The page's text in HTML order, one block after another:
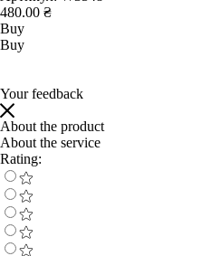
480.00 ₴
Buy
Buy
Your feedback
About the product
About the service
Rating: